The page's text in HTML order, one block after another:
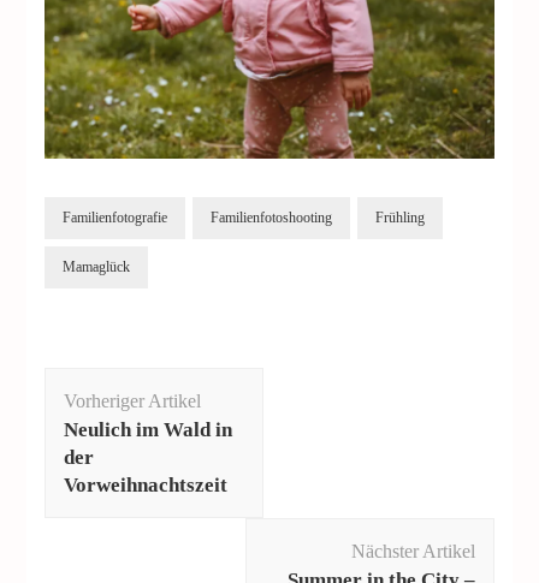
Familienfotografie Familienfotoshooting Frühling
Mamaglück
Vorheriger Artikel
Neulich im Wald in
der
Vorweihnachtszeit
Nächster Artikel